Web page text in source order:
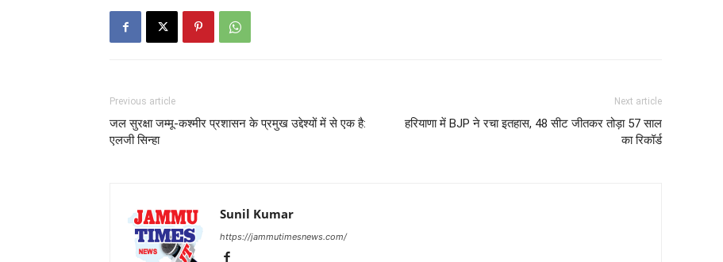
Previous article
जल सुरक्षा जम्मू-कश्मीर प्रशासन के प्रमुख उद्देश्यों में से एक है:
एलजी सिन्हा
Next article
हरियाणा में BJP ने रचा इतहास, 48 सीट जीतकर तोड़ा 57 साल
का रिकॉर्ड
Sunil Kumar
https://jammutimesnews.com/